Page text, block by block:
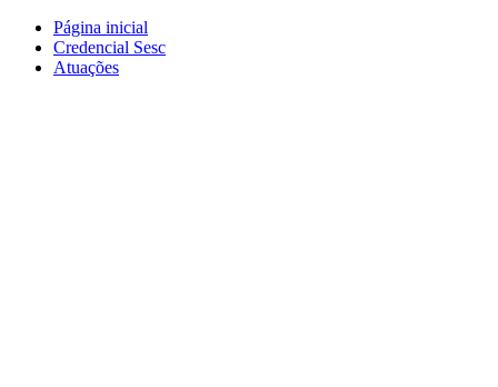
Página inicial
Credencial Sesc
Atuações